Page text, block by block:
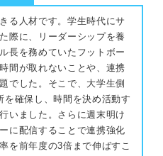
る人材です。学生時代にサ
際に、リーダーシップを養
長を務めていたフットボー
間が取れないことや、連携
でした。そこで、大学生側
を確保し、時間を決め活動す
いました。さらに週末明け
に配信することで連携強化
を前年度の3倍まで伸ばすこ
ドにする
と長所の文章構成の違い